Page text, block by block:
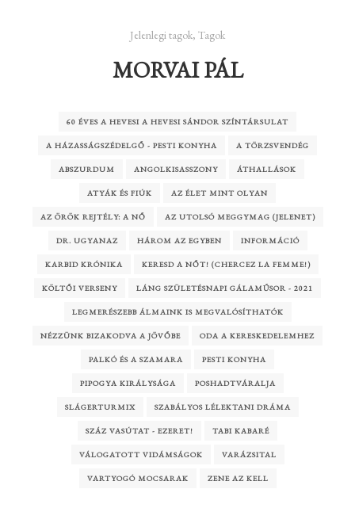
Jelenlegi tagok, Tagok
MORVAI PÁL
60 ÉVES A HEVESI A HEVESI SÁNDOR SZÍNTÁRSULAT
A HÁZASSÁGSZÉDELGŐ - PESTI KONYHA A TÖRZSVENDÉG
ABSZURDUM ANGOLKISASSZONY ÁTHALLÁSOK
ATYÁK ÉS FIÚK AZ ÉLET MINT OLYAN
AZ ÖRÖK REJTÉLY: A NŐ AZ UTOLSÓ MEGGYMAG (JELENET)
DR. UGYANAZ HÁROM AZ EGYBEN INFORMÁCIÓ
KARBID KRÓNIKA KERESD A NŐT! (CHERCEZ LA FEMME!)
KÖLTŐI VERSENY LÁNG SZÜLETÉSNAPI GÁLAMŰSOR - 2021
LEGMERÉSZEBB ÁLMAINK IS MEGVALÓSÍTHATÓK
NÉZZÜNK BIZAKODVA A JÖVŐBE ODA A KERESKEDELEMHEZ
PALKÓ ÉS A SZAMARA PESTI KONYHA
PIPOGYA KIRÁLYSÁGA POSHADTVÁRALJA
SLÁGERTURMIX SZABÁLYOS LÉLEKTANI DRÁMA
SZÁZ VASÚTAT - EZERET! TABI KABARÉ
VÁLOGATOTT VIDÁMSÁGOK VARÁZSITAL
VARTYOGÓ MOCSARAK ZENE AZ KELL